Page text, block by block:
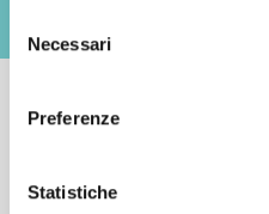
modificare o revocare il
momento dalla
raccogliere
delNecessari
Preferenze
Statistiche